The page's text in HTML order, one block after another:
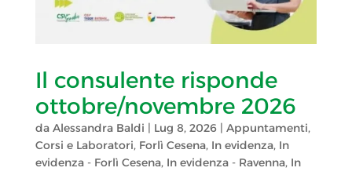
Il consulente risponde
ottobre/novembre 2026
da Alessandra Baldi Lug 8, 2026| Appuntamenti,
Corsi e Laboratori, Forlì Cesena, In evidenza, In
evidenza - Forlì Cesena, In evidenza - Ravenna, In